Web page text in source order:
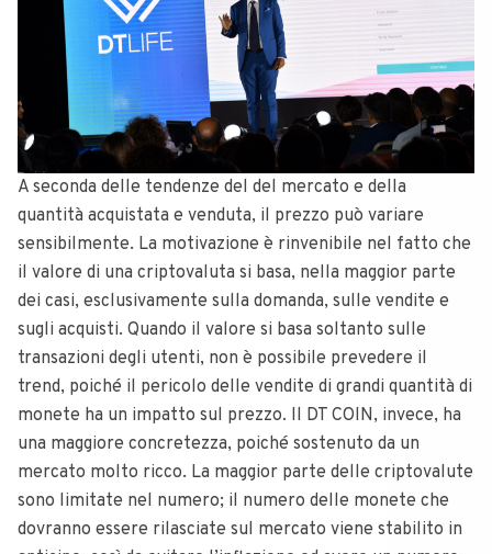
A seconda delle tendenze del del mercato e della
quantità acquistata e venduta, il prezzo può variare
sensibilmente. La motivazione è rinvenibile nel fatto che
il valore di una criptovaluta si basa, nella maggior parte
dei casi, esclusivamente sulla domanda, sulle vendite e
sugli acquisti. Quando il valore si basa soltanto sulle
transazioni degli utenti, non è possibile prevedere il
trend, poiché il pericolo delle vendite di grandi quantità di
monete ha un impatto sul prezzo. Il DT COIN, invece, ha
una maggiore concretezza, poiché sostenuto da un
mercato molto ricco. La maggior parte delle criptovalute
sono limitate nel numero; il numero delle monete che
dovranno essere rilasciate sul mercato viene stabilito in